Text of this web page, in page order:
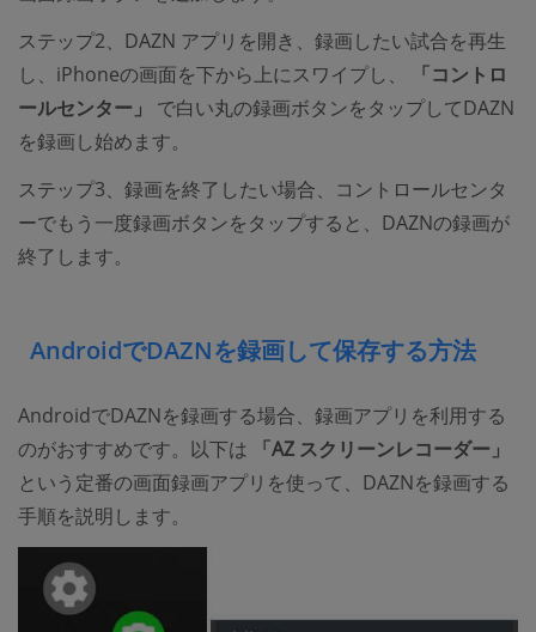
ステップ2、DAZN アプリを開き、録画したい試合を再生
し、iPhoneの画面を下から上にスワイプし、
「コントロ
ールセンター」
で白い丸の録画ボタンをタップしてDAZN
を録画し始めます。
ステップ3、録画を終了したい場合、コントロールセンタ
ーでもう一度録画ボタンをタップすると、DAZNの録画が
終了します。
AndroidでDAZNを録画して保存する方法
AndroidでDAZNを録画する場合、録画アプリを利用する
のがおすすめです。以下は
「AZ スクリーンレコーダー」
という定番の画面録画アプリを使って、DAZNを録画する
手順を説明します。